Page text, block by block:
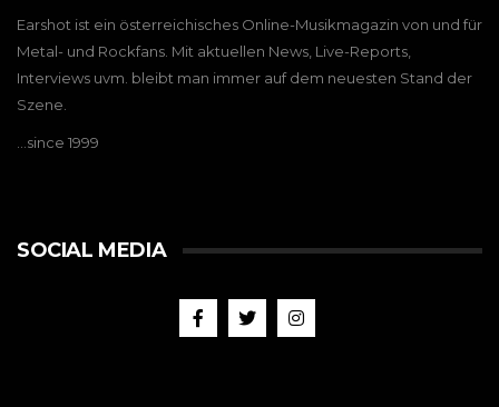
Earshot ist ein österreichisches Online-Musikmagazin von und für
Metal- und Rockfans. Mit aktuellen News, Live-Reports,
Interviews uvm. bleibt man immer auf dem neuesten Stand der
Szene.
…since 1999
SOCIAL MEDIA